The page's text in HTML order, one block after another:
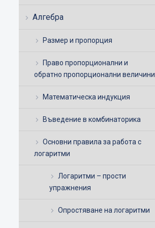
Алгебра
Размер и пропорция
Право пропорционални и
обратно пропорционални величини
Математическа индукция
Въведение в комбинаторика
Основни правила за работа с
логаритми
Логаритми – прости
упражнения
Опростяване на логаритми